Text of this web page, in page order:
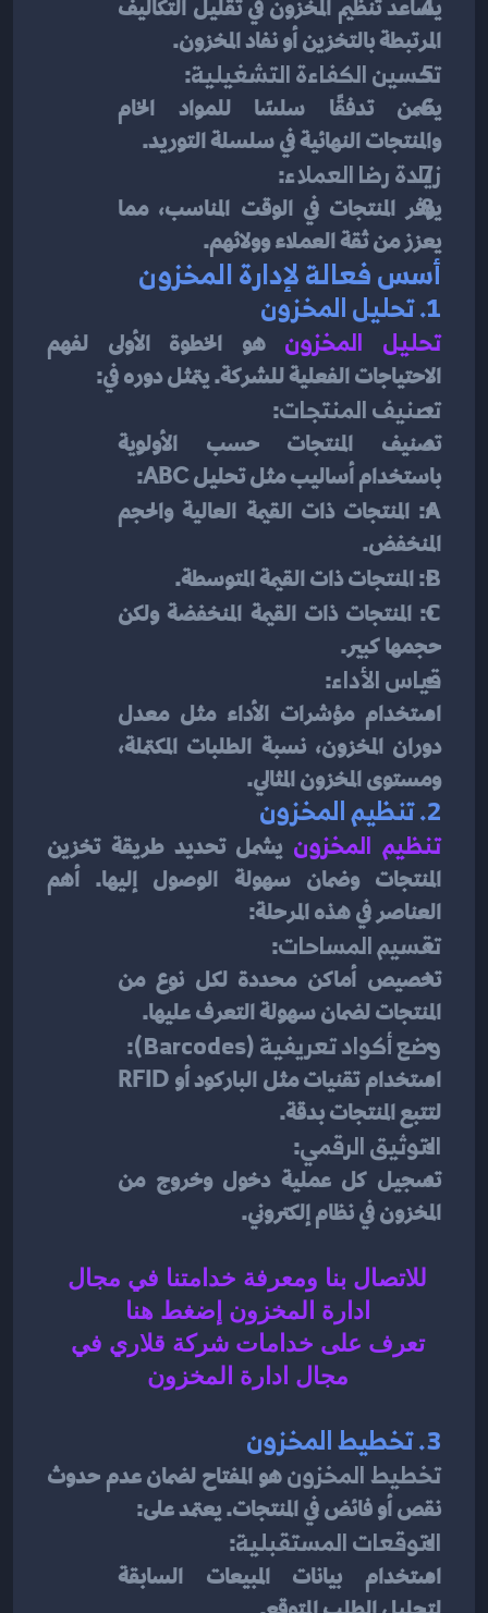
المرتبطة بالتخزين أو نفاد المخزون.
تحسين الكفاءة التشغيلية:
والمنتجات النهائية في سلسلة التوريد.
زيادة رضا العملاء:
يعزز من ثقة العملاء وولائهم.
أسس فعالة لإدارة المخزون
1. تحليل المخزون
تحليل المخزون
الاحتياجات الفعلية للشركة. يتمثل دوره في:
تصنيف المنتجات:
تصنيف المنتجات حسب الأولوية
باستخدام أساليب مثل تحليل ABC:
A
المنخفض.
B: المنتجات ذات القيمة المتوسطة.
C
حجمها كبير.
قياس الأداء:
ومستوى المخزون المثالي.
2. تنظيم المخزون
تنظيم المخزون
العناصر في هذه المرحلة:
تقسيم المساحات:
المنتجات لضمان سهولة التعرف عليها.
وضع أكواد تعريفية (Barcodes) :
لتتبع المنتجات بدقة.
التوثيق الرقمي:
المخزون في نظام إلكتروني.
ادارة المخزون إضغط هنا
مجال ادارة المخزون
3. تخطيط المخزون
تخطيط المخزون
نقص أو فائض في المنتجات. يعتمد على:
التوقعات المستقبلية:
استخدام بيانات المبيعات السابقة